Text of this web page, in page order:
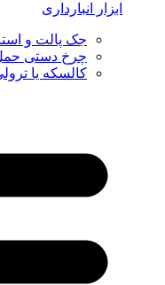
ابزار انبارداری
جک پالت و
چرخ دستی حمل
کالسکه یا